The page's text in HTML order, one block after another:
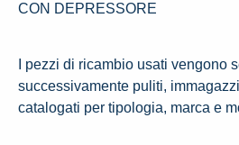
CON DEPRESSORE
I pezzi di ricambio usati vengono
successivamente puliti,
catalogati per tipologia, marca e